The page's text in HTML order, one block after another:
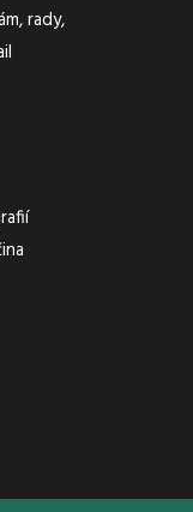
rady,